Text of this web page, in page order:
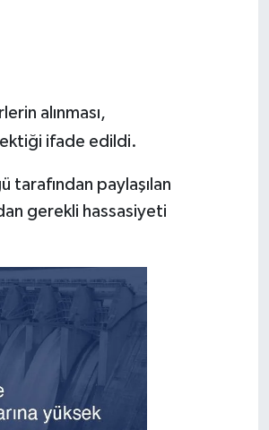
alınması,
ifade edildi.
tarafından paylaşılan
gerekli hassasiyeti